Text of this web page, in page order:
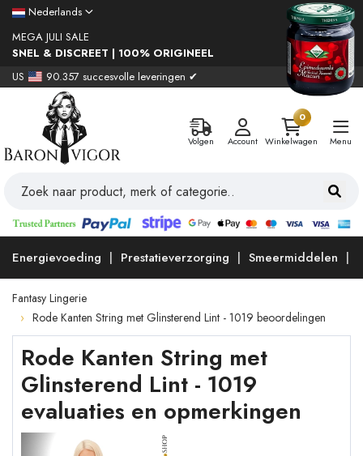
Nederlands
MEGA JULI SALE
SNEL & DISCREET | 100% ORIGINEEL
US
90.357 succesvolle leveringen ✔
Volgen Account
0
Winkelwagen
Menu
Energievoeding Prestatieverzorging Smeermiddelen
Fantasy Lingerie
Rode Kanten String met Glinsterend Lint - 1019 beoordelingen
Rode Kanten String met
Glinsterend Lint - 1019
evaluaties en opmerkingen